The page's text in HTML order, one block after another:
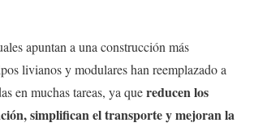
apuntan a una construcción más
livianos y modulares han reemplazado a
en muchas tareas, ya quereducen los
simplifican el transporte y mejoran la